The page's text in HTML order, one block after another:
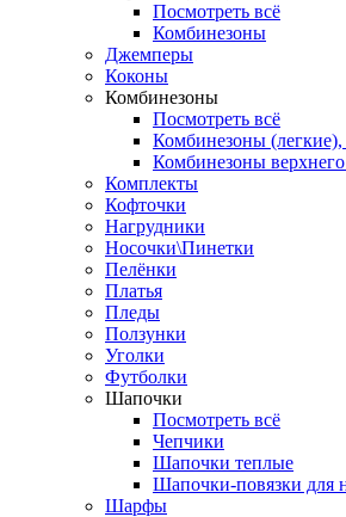
Посмотреть всё
Комбинезоны
Джемперы
Коконы
Комбинезоны
Посмотреть всё
Комбинезоны
Комбинезоны
Комплекты
Кофточки
Нагрудники
Носочки\Пинетки
Пелёнки
Платья
Пледы
Ползунки
Уголки
Футболки
Шапочки
Посмотреть всё
Чепчики
Шапочки теплые
Шапочки-повязки для
Шарфы